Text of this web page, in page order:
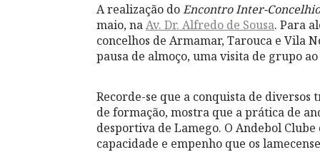
A realização doEncontro Inter-
maio, naAv. Dr. Alfredo de Sousa. Para
concelhos de Armamar, Tarouca e Vila
pausa de almoço, uma visita de grupo
Recorde-se que a conquista de
de formação, mostra que a prática de
desportiva de Lamego. O Andebol
capacidade e empenho que os